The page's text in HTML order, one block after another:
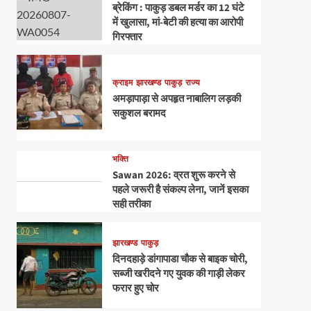
ब्रेकिंग : पाकुड़ डबल मर्डर का 12 घंटे
में खुलासा, मां-बेटी की हत्या का आरोपी
गिरफ्तार
क्राइम झारखण्ड पाकुड़ राज्य
अमड़ापाड़ा से अपहृत नाबालिग लड़की
सकुशल बरामद
भक्ति
Sawan 2026: व्रत शुरू करने से
पहले जरूरी है संकल्प लेना, जानें इसका
सही तरीका
झारखण्ड पाकुड़
दिनदहाड़े डांगापाडा चौक से बाइक चोरी,
सब्जी खरीदने गए युवक की गाड़ी लेकर
फरार हुए चोर